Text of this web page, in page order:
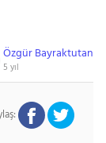
Özgür Bayraktutan
5 yıl